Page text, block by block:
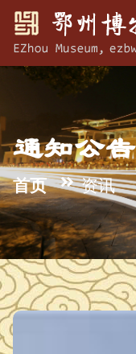
通知公告
首页 资讯